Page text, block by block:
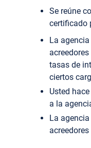
Se reúne
certificado
La
tasas de
ciertos
Usted
a la
La
acreedores